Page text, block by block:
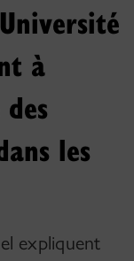
à
les
expliquent